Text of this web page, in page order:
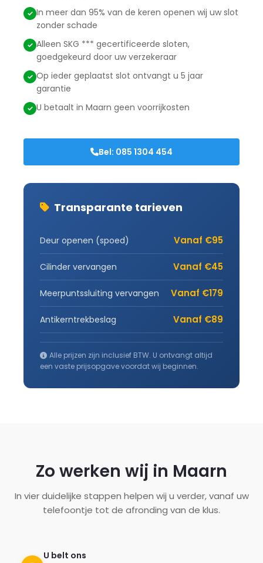
In meer dan 95% van de keren openen wij uw slot
zonder schade
Alleen SKG *** gecertificeerde sloten,
goedgekeurd door uw verzekeraar
Op ieder geplaatst slot ontvangt u 5 jaar
garantie
U betaalt in Maarn geen voorrijkosten
Bel: 085 1304 454
Transparante tarieven
Deur openen (spoed) Vanaf €95
Cilinder vervangen Vanaf €45
Meerpuntssluiting vervangen Vanaf €179
Antikerntrekbeslag Vanaf €89
Alle prijzen zijn inclusief BTW. U ontvangt altijd
een vaste prijsopgave voordat wij beginnen.
Zo werken wij in Maarn
In vier duidelijke stappen helpen wij u verder, vanaf uw
telefoontje tot de afronding van de klus.
U belt ons